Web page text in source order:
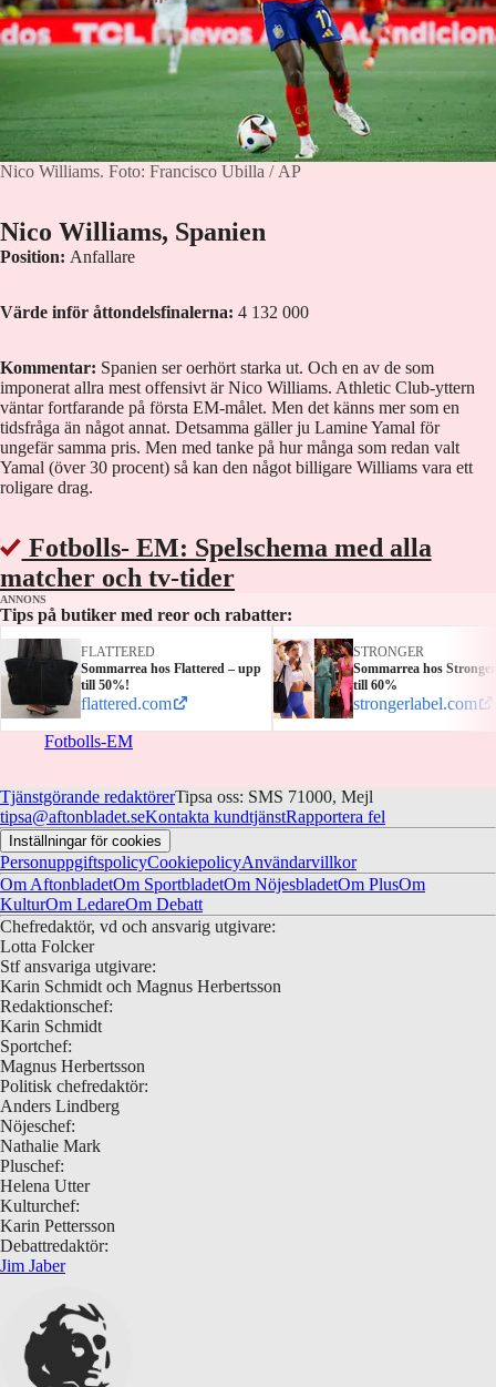
Nico Williams. Foto: Francisco Ubilla / AP
Nico Williams, Spanien
Position: Anfallare
Värde inför åttondelsfinalerna: 4 132 000
Kommentar: Spanien ser oerhört starka ut. Och en av de som
imponerat allra mest offensivt är Nico Williams. Athletic Club-yttern
väntar fortfarande på första EM-målet. Men det känns mer som en
tidsfråga än något annat. Detsamma gäller ju Lamine Yamal för
ungefär samma pris. Men med tanke på hur många som redan valt
Yamal (över 30 procent) så kan den något billigare Williams vara ett
roligare drag.
Fotbolls- EM: Spelschema med alla
matcher och tv-tider
ANNONS
Tips på butiker med reor och rabatter:
FLATTERED
Sommarrea hos Flattered – upp
till 50%!
flattered.com
STRONGER
Sommarrea hos
till 60%
strongerlabel.com
Fotbolls-EM
Tjänstgörande redaktörerTipsa oss: SMS 71000, Mejl
tipsa@aftonbladet.seKontakta kundtjänstRapportera fel
Inställningar för cookies
PersonuppgiftspolicyCookiepolicyAnvändarvillkor
Om AftonbladetOm SportbladetOm NöjesbladetOm PlusOm
KulturOm LedareOm Debatt
Chefredaktör, vd och ansvarig utgivare:
Lotta Folcker
Stf ansvariga utgivare:
Karin Schmidt och Magnus Herbertsson
Redaktionschef:
Karin Schmidt
Sportchef:
Magnus Herbertsson
Politisk chefredaktör:
Anders Lindberg
Nöjeschef:
Nathalie Mark
Pluschef:
Helena Utter
Kulturchef:
Karin Pettersson
Debattredaktör:
Jim Jaber